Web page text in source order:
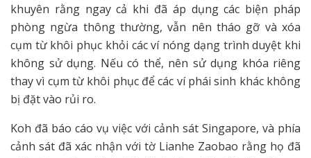
khuyên rằng ngay cả khi đã áp dụng các biện pháp
phòng ngừa thông thường, vẫn nên tháo gỡ và xóa
cụm từ khôi phục khỏi các ví nóng dạng trình duyệt khi
không sử dụng. Nếu có thể, nên sử dụng khóa riêng
thay vì cụm từ khôi phục để các ví phái sinh khác không
bị đặt vào rủi ro.
Koh đã báo cáo vụ việc với cảnh sát Singapore, và phía
cảnh sát đã xác nhận với tờ Lianhe Zaobao rằng họ đã